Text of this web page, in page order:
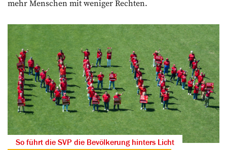
mehr Menschen mit weniger Rechten.
So führt die SVP die Bevölkerung hinters Licht